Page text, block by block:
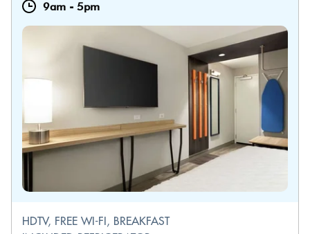
9am - 5pm
HDTV, FREE WI-FI, BREAKFAST